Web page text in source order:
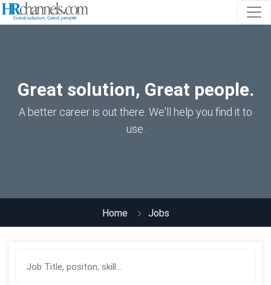
Great solution, Great people.
A better career is out there. We'll help you find it to
use.
Home Jobs